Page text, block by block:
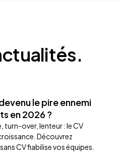
le pire ennemi
en 2026 ?
over, lenteur : le CV
Découvrez
CV fiabilise vos équipes.